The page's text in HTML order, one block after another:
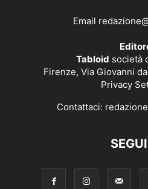
Email
Tabloid società
Firenze, Via Giovanni
Privacy
Contattaci: